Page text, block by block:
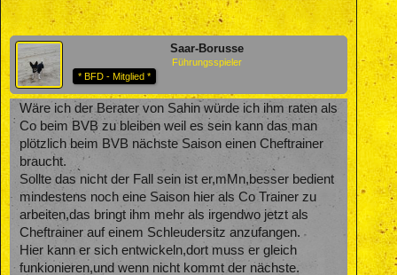
Saar-Borusse
Führungsspieler
* BFD - Mitglied *
Wäre ich der Berater von Sahin würde ich ihm raten als
Co beim BVB zu bleiben weil es sein kann das man
plötzlich beim BVB nächste Saison einen Cheftrainer
braucht.
Sollte das nicht der Fall sein ist er,mMn,besser bedient
mindestens noch eine Saison hier als Co Trainer zu
arbeiten,das bringt ihm mehr als irgendwo jetzt als
Cheftrainer auf einem Schleudersitz anzufangen.
Hier kann er sich entwickeln,dort muss er gleich
funkionieren,und wenn nicht kommt der nächste.